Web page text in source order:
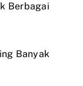
Berbagai
Banyak